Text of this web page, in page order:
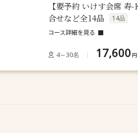
【要予約 いけす会席
合せなど全14品
14品
コース詳細を見る
4～30名 17,600 円